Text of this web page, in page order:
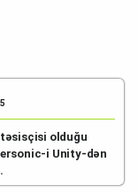
olduğu
i Unity-dən